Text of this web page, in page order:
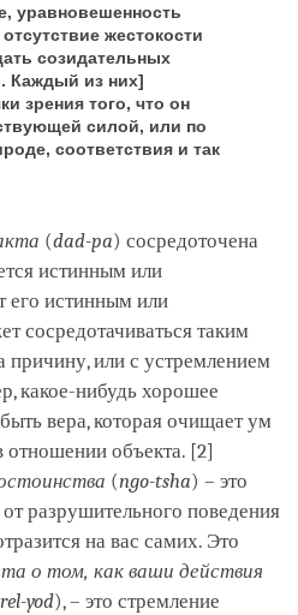
уравновешенность
жестокости
созидательных
Каждый из них]
зрения того, что он
силой, или по
соответствия и так
(dad-pa) сосредоточена
истинным или
его истинным или
сосредотачиваться таким
причину, или с устремлением
какое-нибудь хорошее
вера, которая очищает ум
объекта. [2]
(ngo-tsha) – это
разрушительного поведения
на вас самих. Это
о том, как ваши действия
yod), – это стремление